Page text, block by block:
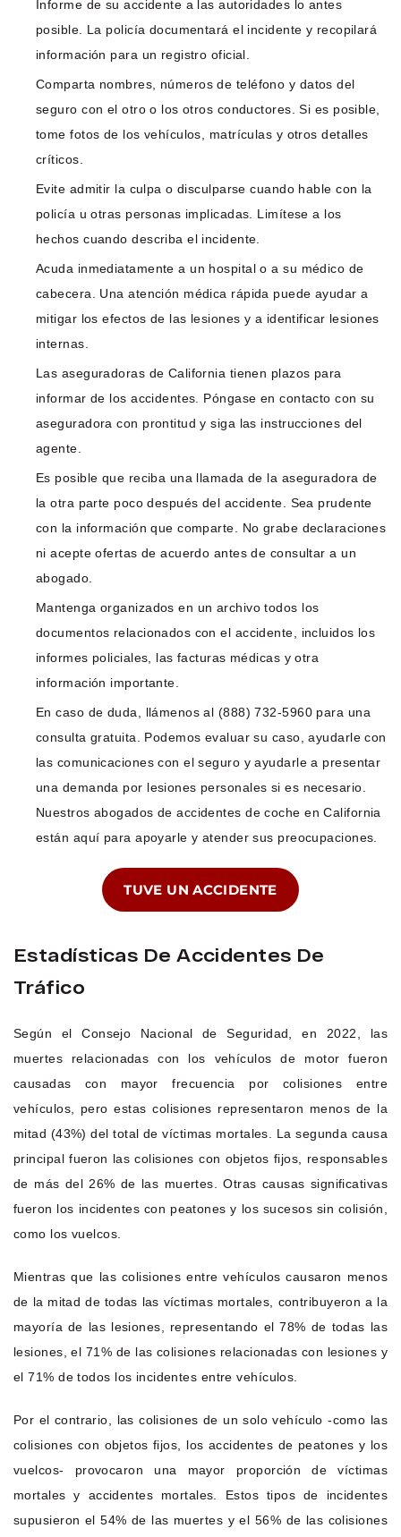
Informe de su accidente a las autoridades lo antes
posible. La policía documentará el incidente y recopilará
información para un registro oficial.
Comparta nombres, números de teléfono y datos del
seguro con el otro o los otros conductores. Si es posible,
tome fotos de los vehículos, matrículas y otros detalles
críticos.
Evite admitir la culpa o disculparse cuando hable con la
policía u otras personas implicadas. Limítese a los
hechos cuando describa el incidente.
Acuda inmediatamente a un hospital o a su médico de
cabecera. Una atención médica rápida puede ayudar a
mitigar los efectos de las lesiones y a identificar lesiones
internas.
Las aseguradoras de California tienen plazos para
informar de los accidentes. Póngase en contacto con su
aseguradora con prontitud y siga las instrucciones del
agente.
Es posible que reciba una llamada de la aseguradora de
la otra parte poco después del accidente. Sea prudente
con la información que comparte. No grabe declaraciones
ni acepte ofertas de acuerdo antes de consultar a un
abogado.
Mantenga organizados en un archivo todos los
documentos relacionados con el accidente, incluidos los
informes policiales, las facturas médicas y otra
información importante.
En caso de duda, llámenos al (888) 732-5960 para una
consulta gratuita. Podemos evaluar su caso, ayudarle con
las comunicaciones con el seguro y ayudarle a presentar
una demanda por lesiones personales si es necesario.
Nuestros abogados de accidentes de coche en California
están aquí para apoyarle y atender sus preocupaciones.
TUVE UN ACCIDENTE
Estadísticas De Accidentes De
Tráfico
Según el Consejo Nacional de Seguridad, en 2022, las
muertes relacionadas con los vehículos de motor fueron
causadas con mayor frecuencia por colisiones entre
vehículos, pero estas colisiones representaron menos de la
mitad (43%) del total de víctimas mortales. La segunda causa
principal fueron las colisiones con objetos fijos, responsables
de más del 26% de las muertes. Otras causas significativas
fueron los incidentes con peatones y los sucesos sin colisión,
como los vuelcos.
Mientras que las colisiones entre vehículos causaron menos
de la mitad de todas las víctimas mortales, contribuyeron a la
mayoría de las lesiones, representando el 78% de todas las
lesiones, el 71% de las colisiones relacionadas con lesiones y
el 71% de todos los incidentes entre vehículos.
Por el contrario, las colisiones de un solo vehículo -como las
colisiones con objetos fijos, los accidentes de peatones y los
vuelcos- provocaron una mayor proporción de víctimas
mortales y accidentes mortales. Estos tipos de incidentes
supusieron el 54% de las muertes y el 56% de las colisiones